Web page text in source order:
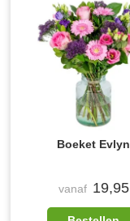
Boeket Evlyn
vanaf 19,95